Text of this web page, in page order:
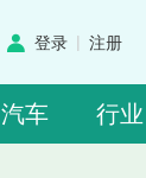
登录 | 注册
汽车 行业